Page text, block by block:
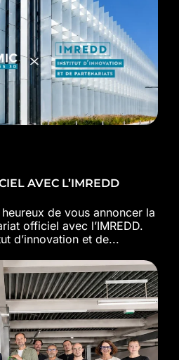
AVEC L’IMREDD
de vous annoncer la
officiel avec l’IMREDD.
d’innovation et de...